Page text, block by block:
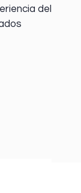
del